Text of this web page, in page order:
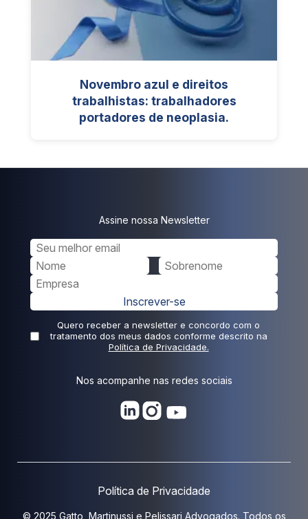
Novembro azul e direitos
trabalhistas: trabalhadores
portadores de neoplasia.
Assine nossa Newsletter
Inscrever-se
Quero receber a newsletter e concordo com o
tratamento dos meus dados conforme descrito na
Política de Privacidade.
Nos acompanhe nas redes sociais
Política de Privacidade
© 2025 Gatto, Martinussi e Pelissari Advogados. Todos os